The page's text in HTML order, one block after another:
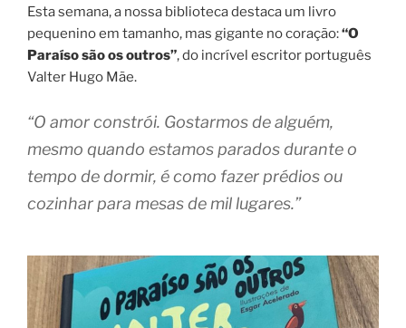
Esta semana, a nossa biblioteca destaca um livro
pequenino em tamanho, mas gigante no coração:“O
Paraíso são os outros”, do incrível escritor português
Valter Hugo Mãe.
“O amor constrói. Gostarmos de alguém,
mesmo quando estamos parados durante o
tempo de dormir, é como fazer prédios ou
cozinhar para mesas de mil lugares.”